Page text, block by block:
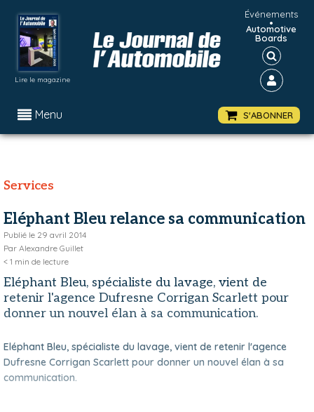
Lire le magazine
Événements
•
Automotive
Boards
Menu S'ABONNER
Services
Eléphant Bleu relance sa communication
Publié le 29 avril 2014
Par Alexandre Guillet
< 1 min de lecture
Eléphant Bleu, spécialiste du lavage, vient de
retenir l'agence Dufresne Corrigan Scarlett pour
donner un nouvel élan à sa communication.
Eléphant Bleu, spécialiste du lavage, vient de retenir l'agence
Dufresne Corrigan Scarlett pour donner un nouvel élan à sa
communication.